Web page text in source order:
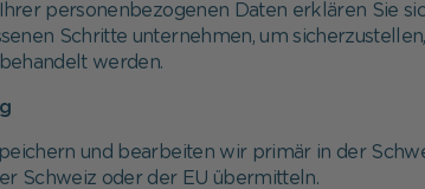
personenbezogenen Daten erklären Sie
Schritte unternehmen, um
werden.
und bearbeiten wir primär in der
Schweiz oder der EU übermitteln.